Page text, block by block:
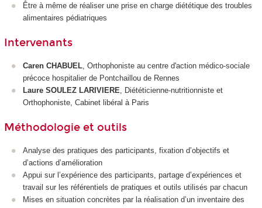
Être à même de réaliser une prise en charge diététique des troubles
alimentaires pédiatriques
Intervenants
Caren CHABUEL , Orthophoniste au centre d'action médico-sociale
précoce hospitalier de Pontchaillou de Rennes
Laure SOULEZ LARIVIERE , Diététicienne-nutritionniste et
Orthophoniste, Cabinet libéral à Paris
Méthodologie et outils
Analyse des pratiques des participants, fixation d’objectifs et
d’actions d’amélioration
Appui sur l’expérience des participants, partage d’expériences et
travail sur les référentiels de pratiques et outils utilisés par chacun
Mises en situation concrètes par la réalisation d’un inventaire des